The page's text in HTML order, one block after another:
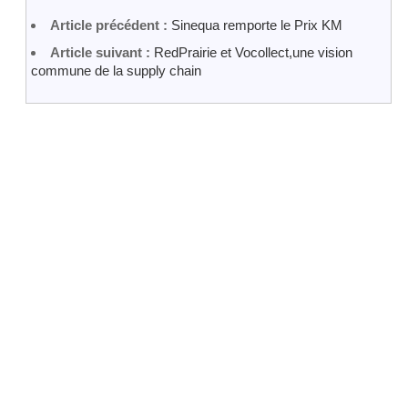
Article précédent : Sinequa remporte le Prix KM
Article suivant : RedPrairie et Vocollect,une vision
commune de la supply chain